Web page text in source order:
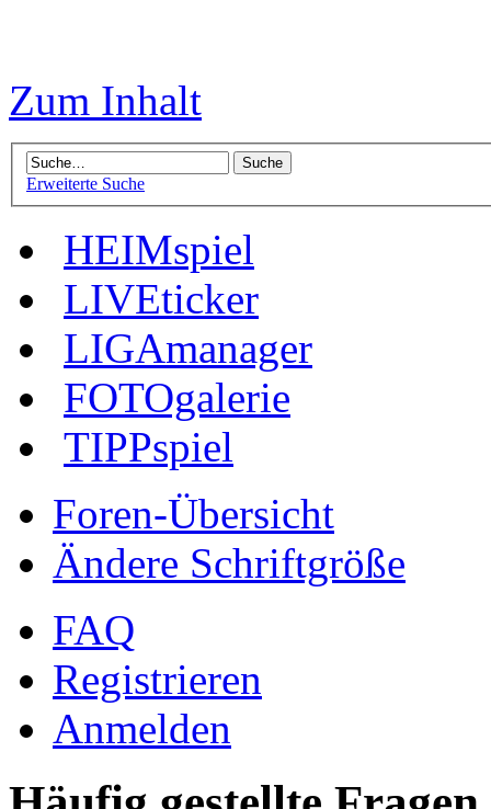
Zum Inhalt
Erweiterte Suche
HEIMspiel
LIVEticker
LIGAmanager
FOTOgalerie
TIPPspiel
Foren-Übersicht
Ändere Schriftgröße
FAQ
Registrieren
Anmelden